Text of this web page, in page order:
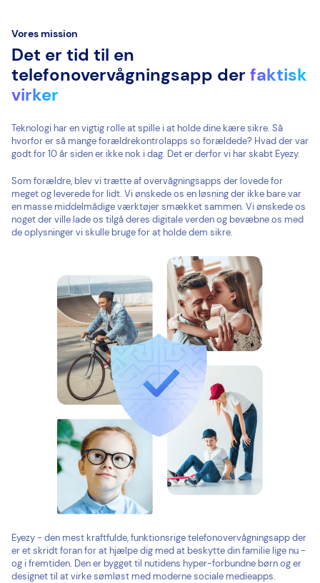
Vores mission
Det er tid til en
telefonovervågningsapp der faktisk
virker
Teknologi har en vigtig rolle at spille i at holde dine kære sikre. Så
hvorfor er så mange forældrekontrolapps so forældede? Hvad der var
godt for 10 år siden er ikke nok i dag. Det er derfor vi har skabt Eyezy.
Som forældre, blev vi trætte af overvågningsapps der lovede for
meget og leverede for lidt. Vi ønskede os en løsning der ikke bare var
en masse middelmådige værktøjer smækket sammen. Vi ønskede os
noget der ville lade os tilgå deres digitale verden og bevæbne os med
de oplysninger vi skulle bruge for at holde dem sikre.
Eyezy - den mest kraftfulde, funktionsrige telefonovervågningsapp der
er et skridt foran for at hjælpe dig med at beskytte din familie lige nu -
og i fremtiden. Den er bygget til nutidens hyper-forbundne børn og er
designet til at virke sømløst med moderne sociale medieapps.